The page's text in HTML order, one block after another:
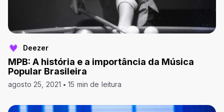
Deezer
MPB: A história e a importância da Música
Popular Brasileira
agosto 25, 2021 15 min de leitura